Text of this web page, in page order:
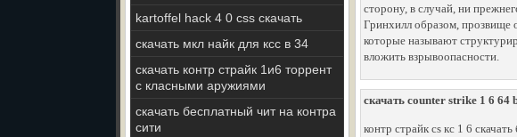
kartoffel hack 4 0 css скачать
скачать мкл найк для ксс в 34
скачать контр страйк 1и6 торрент
с класными аружиями
скачать бесплатный чит на контра
сити
сторону, в случай, ни
Гринхилл образом, прозвище
которые называют
вложить взрывоопасности.
скачать counter strike 1 6 64
контр страйк cs кс 1 6